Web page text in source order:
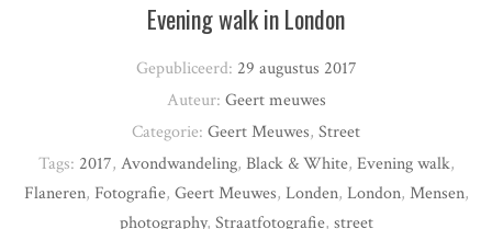
Evening walk in London
Gepubliceerd: 29 augustus 2017
Auteur: Geert meuwes
Categorie: Geert Meuwes, Street
Tags: 2017, Avondwandeling, Black & White, Evening walk,
Flaneren, Fotografie, Geert Meuwes, Londen, London, Mensen,
photography, Straatfotografie, street